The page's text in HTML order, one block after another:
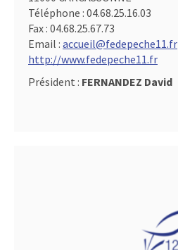
Téléphone : 04.68.25.16.03
Fax : 04.68.25.67.73
Email : accueil@fedepeche11.fr
http://www.fedepeche11.fr
Président : FERNANDEZ David